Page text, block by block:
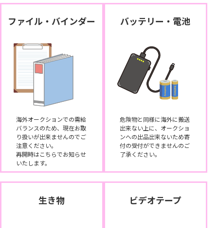
ファイル・バインダー
海外オークションでの需給
バランスのため、現在お取
り扱いが出来ませんのでご
注意ください。
再開時はこちらでお知らせ
いたします。
バッテリー・電池
危険物と同様に海外に搬送
出来ない上に、オークショ
ンへの出品出来ないため寄
付の受付ができませんのご
了承ください。
生き物 ビデオテープ